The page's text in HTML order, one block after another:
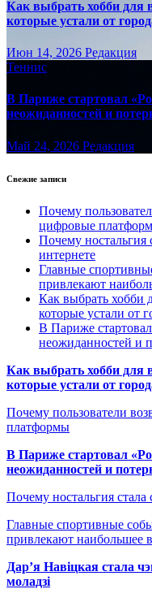
Как выбрать хобби для
которые устали от
Июн 14, 2026 Редакция
Теннис
В Париже стартовал
неожиданностей и
Май 24, 2026 Редакция
Свежие записи
Почему
цифровые
Почему ностальгия
интернете
Главные
привлекают
Как выбрать хобби
которые устали от
В Париже
неожиданностей и
Как выбрать хобби для
которые устали от
Почему пользователи
платформы
В Париже стартовал
неожиданностей и
Почему ностальгия
Главные спортивные
привлекают наибольшее
Дар’я Навіцкая стала
моладзі